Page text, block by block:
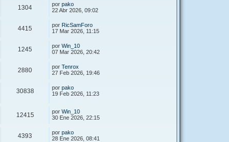
1304 por pako
22 Abr 2026, 09:02
4415 por RicSamForo
17 Mar 2026, 11:15
1245 por Win_10
07 Mar 2026, 20:42
2880 por Tenrox
27 Feb 2026, 19:46
30838 por pako
19 Feb 2026, 11:23
12415 por Win_10
30 Ene 2026, 22:15
4393 por pako
28 Ene 2026, 08:41